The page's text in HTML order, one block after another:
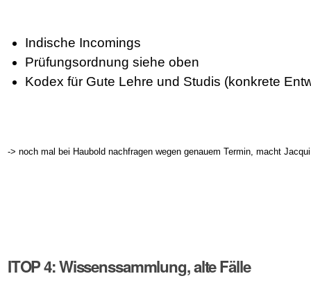
Indische Incomings
Prüfungsordnung siehe oben
Kodex für Gute Lehre und Studis (konkrete
-> noch mal bei Haubold nachfragen wegen genauem Termin, macht Jacqui
ITOP 4: Wissenssammlung, alte Fälle